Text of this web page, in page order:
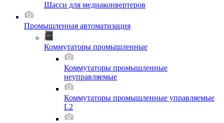
Шасси для мeдиаконвертеров
Промышленная автоматизация
Коммутаторы промышленные
Коммутаторы промышленные
неуправляемые
Коммутаторы промышленные управляемые
L2